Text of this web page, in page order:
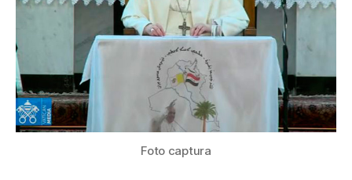
son
paz
en
Medio
Foto captura